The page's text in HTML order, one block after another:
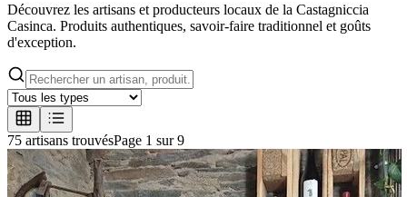
Découvrez les artisans et producteurs locaux de la Castagniccia
Casinca. Produits authentiques, savoir-faire traditionnel et goûts
d'exception.
75 artisans trouvésPage 1 sur9